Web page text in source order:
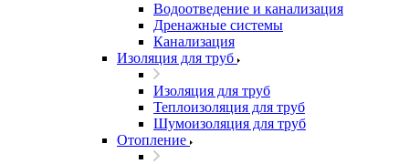
Водоотведение и канализация
Дренажные системы
Канализация
Изоляция для труб
Изоляция для труб
Теплоизоляция для труб
Шумоизоляция для труб
Отопление